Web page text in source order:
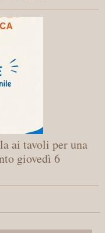
ai tavoli per una
giovedì 6